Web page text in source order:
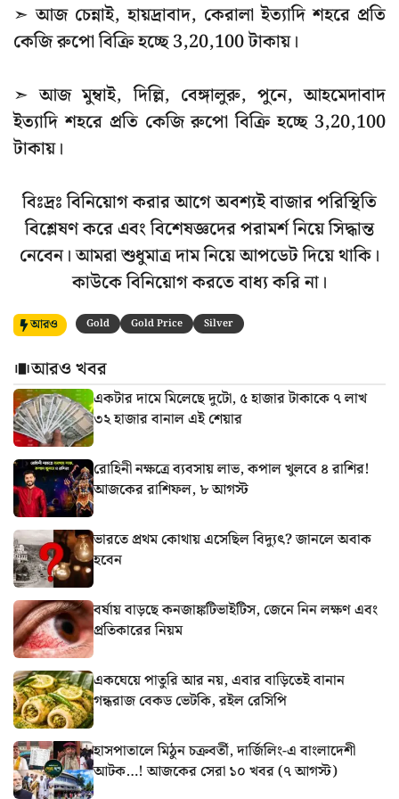
➣ আজ চেন্নাই, হায়দ্রাবাদ, কেরালা ইত্যাদি শহরে প্রতি
কেজি রুপো বিক্রি হচ্ছে 3,20,100 টাকায়।
➣ আজ মুম্বাই, দিল্লি, বেঙ্গালুরু, পুনে, আহমেদাবাদ
ইত্যাদি শহরে প্রতি কেজি রুপো বিক্রি হচ্ছে 3,20,100
টাকায়।
বিঃদ্রঃ বিনিয়োগ করার আগে অবশ্যই বাজার পরিস্থিতি
বিশ্লেষণ করে এবং বিশেষজ্ঞদের পরামর্শ নিয়ে সিদ্ধান্ত
নেবেন। আমরা শুধুমাত্র দাম নিয়ে আপডেট দিয়ে থাকি।
কাউকে বিনিয়োগ করতে বাধ্য করি না।
আরও Gold Gold Price Silver
আরও খবর
একটার দামে মিলেছে দুটো, ৫ হাজার টাকাকে ৭ লাখ
৩২ হাজার বানাল এই শেয়ার
রোহিনী নক্ষত্রে ব্যবসায় লাভ, কপাল খুলবে ৪ রাশির!
আজকের রাশিফল, ৮ আগস্ট
ভারতে প্রথম কোথায় এসেছিল বিদ্যুৎ? জানলে অবাক
হবেন
বর্ষায় বাড়ছে কনজাঙ্কটিভাইটিস, জেনে নিন লক্ষণ এবং
প্রতিকারের নিয়ম
একঘেয়ে পাতুরি আর নয়, এবার বাড়িতেই বানান
গন্ধরাজ বেকড ভেটকি, রইল রেসিপি
হাসপাতালে মিঠুন চক্রবর্তী, দার্জিলিং-এ বাংলাদেশী
আটক…! আজকের সেরা ১০ খবর (৭ আগস্ট)